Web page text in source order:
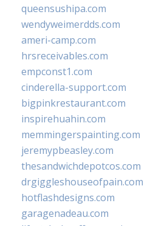
queensushipa.com
wendyweimerdds.com
ameri-camp.com
hrsreceivables.com
empconst1.com
cinderella-support.com
bigpinkrestaurant.com
inspirehuahin.com
memmingerspainting.com
jeremypbeasley.com
thesandwichdepotcos.com
drgiggleshouseofpain.com
hotflashdesigns.com
garagenadeau.com